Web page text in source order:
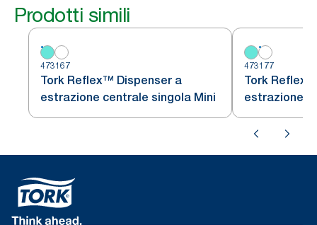
Prodotti simili
473167
Tork Reflex™ Dispenser a
estrazione centrale singola Mini
473177
Tork
estrazione